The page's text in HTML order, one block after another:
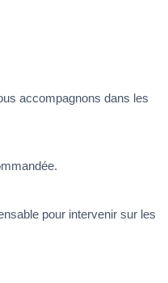
accompagnons dans les
pour intervenir sur les